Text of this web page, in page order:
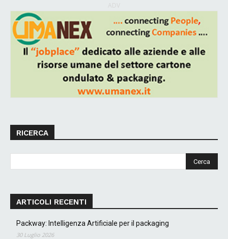
RICERCA
ARTICOLI RECENTI
Packway: Intelligenza Artificiale per il packaging
30 Luglio 2026